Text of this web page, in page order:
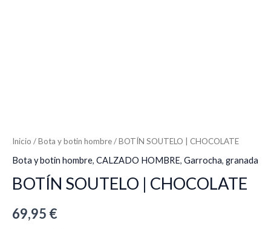
Inicio /Bota y botin hombre/ BOTÍN SOUTELO | CHOCOLATE
Bota y botin hombre, CALZADO HOMBRE, Garrocha, granada
BOTÍN SOUTELO | CHOCOLATE
69,95 €